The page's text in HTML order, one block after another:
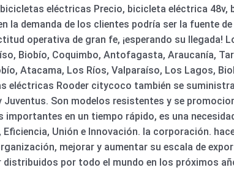
eléctricas Precio, bicicleta eléctrica 48v,
la demanda de los clientes podría ser la fuente
operativa de gran fe, ¡esperando su llegada!
Biobío, Coquimbo, Antofagasta, Araucanía,
Atacama, Los Ríos, Valparaíso, Los Lagos,
eléctricas Rooder citycoco también se
Juventus. Son modelos resistentes y se
importantes en un tiempo rápido, es una
Unión e Innovación. la corporación.
mejorar y aumentar su escala de
por todo el mundo en los próximos